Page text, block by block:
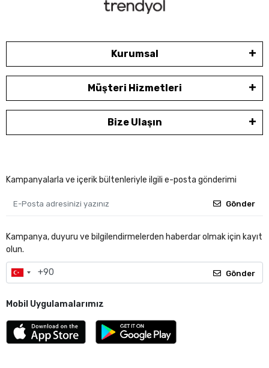
Kurumsal
Müşteri Hizmetleri
Bize Ulaşın
Kampanyalarla ve içerik bültenleriyle ilgili e-posta gönderimi
Gönder
Kampanya, duyuru ve bilgilendirmelerden haberdar olmak için kayıt
olun.
Gönder
Mobil Uygulamalarımız